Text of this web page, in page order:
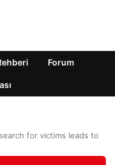
Forum
for victims leads to